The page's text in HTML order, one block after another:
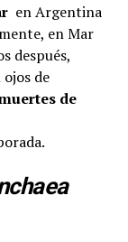
en Argentina
en Mar
después,
de
de